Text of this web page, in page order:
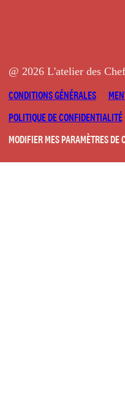
@ 2026 L'atelier des
CONDITIONS GÉNÉRALES
POLITIQUE DE CONFIDENTIALITÉ
MODIFIER MES PARAMÈTRES DE